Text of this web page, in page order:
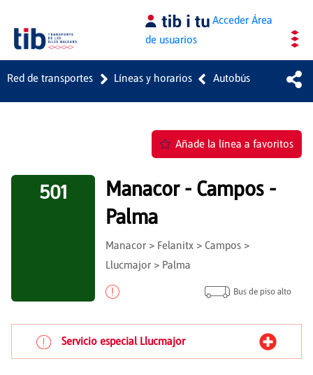
Saltar al contenido principal AccederÁrea
de usuarios
Red de transportes Líneas y horarios Autobús
Añade la línea a favoritos
501
Manacor - Campos -
Palma
Manacor > Felanitx > Campos >
Llucmajor > Palma
Bus de piso alto
Servicio especial Llucmajor